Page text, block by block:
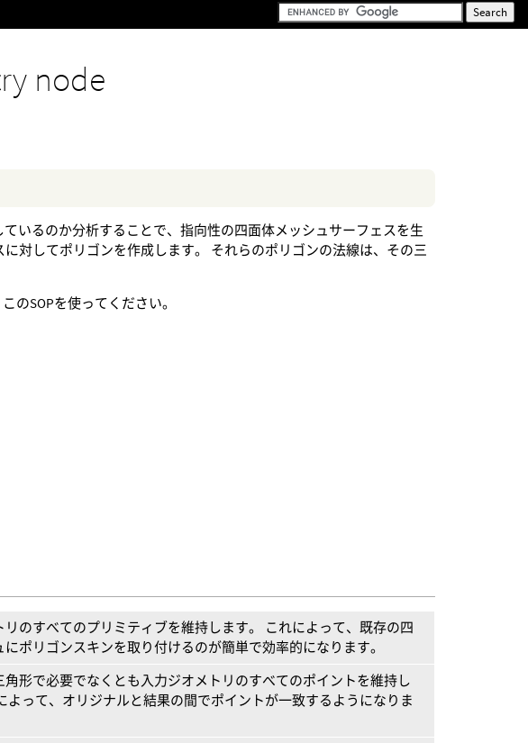
node
いるのか分析することで、指向性の四面体メッシュサーフェスを生
対してポリゴンを作成します。 それらのポリゴンの法線は、その三
のSOPを使ってください。
リのすべてのプリミティブを維持します。 これによって、既存の四
にポリゴンスキンを取り付けるのが簡単で効率的になります。
角形で必要でなくとも入力ジオメトリのすべてのポイントを維持し
よって、オリジナルと結果の間でポイントが一致するようになりま